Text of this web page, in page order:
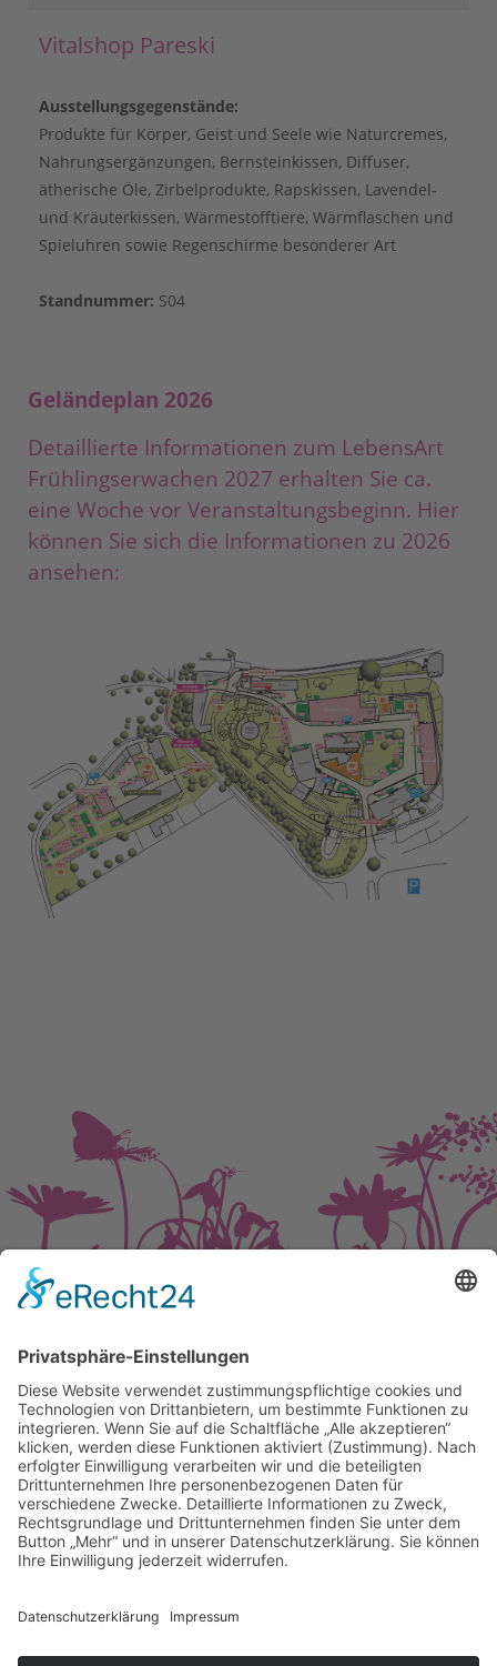
Vitalshop Pareski
Ausstellungsgegenstände:
Produkte für Körper, Geist und Seele wie Naturcremes,
Nahrungsergänzungen, Bernsteinkissen, Diffuser,
ätherische Öle, Zirbelprodukte, Rapskissen, Lavendel-
und Kräuterkissen, Wärmestofftiere, Wärmflaschen und
Spieluhren sowie Regenschirme besonderer Art
Standnummer: S04
Geländeplan 2026
Detaillierte Informationen zum LebensArt
Frühlingserwachen 2027 erhalten Sie ca.
eine Woche vor Veranstaltungsbeginn. Hier
können Sie sich die Informationen zu 2026
ansehen:
© 2026 HOME & GARDEN EVENT GmbH .
Impressum.Datenschutz.Social Media
Folgen Sie uns aufFACEBOOK&INSTAGRAM